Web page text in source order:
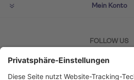
Mein Konto
FOLLOW US